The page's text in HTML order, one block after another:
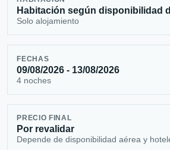
Habitación según disponibilidad
Solo alojamiento
FECHAS
09/08/2026 - 13/08/2026
4 noches
PRECIO FINAL
Por revalidar
Depende de disponibilidad aérea y